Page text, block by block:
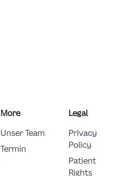
More
Unser Team
Termin
Legal
Privacy
Policy
Patient
Rights